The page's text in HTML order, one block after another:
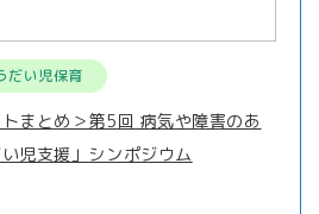
だい児保育
まとめ＞第5回 病気や障害のあ
児支援」シンポジウム